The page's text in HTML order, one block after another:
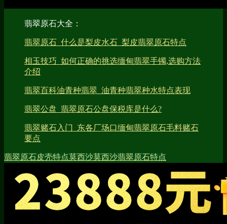
翡翠原石大全：
翡翠原石_什么是梨皮水石_梨皮翡翠原石特点
相玉技巧_如何正确的挑选缅甸翡翠手镯,选购方法
介绍
翡翠百科油青种翡翠_油青种翡翠种水特点表现
翡翠公盘_翡翠原石公盘保税库是什么?
翡翠赌石入门_东各厂场口缅甸翡翠原石毛料赌石
要点
翡翠原石皮壳特点莫西沙莫西沙翡翠原石特点